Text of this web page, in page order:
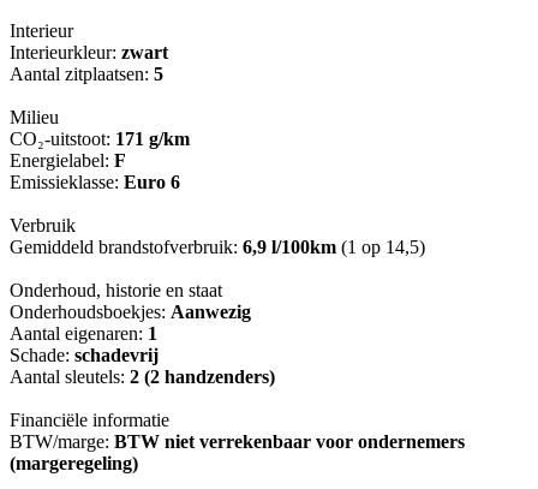
Interieur
Interieurkleur: zwart
Aantal zitplaatsen: 5
Milieu
CO₂-uitstoot: 171 g/km
Energielabel: F
Emissieklasse: Euro 6
Verbruik
Gemiddeld brandstofverbruik: 6,9 l/100km (1 op 14,5)
Onderhoud, historie en staat
Onderhoudsboekjes: Aanwezig
Aantal eigenaren: 1
Schade: schadevrij
Aantal sleutels: 2 (2 handzenders)
Financiële informatie
BTW/marge: BTW niet verrekenbaar voor ondernemers
(margeregeling)